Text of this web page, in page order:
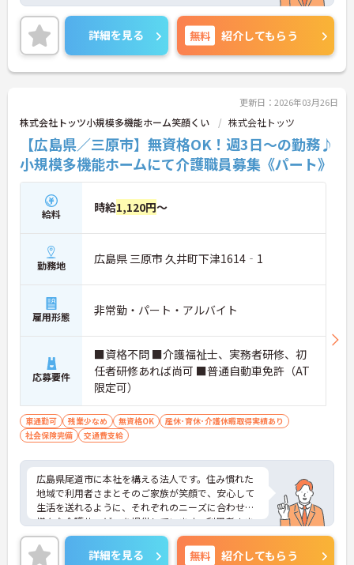
一人ひとりの生活ペースや価値観を大切にしなが
ら、丁寧なサポートを心がけています。
詳細を見る 無料 紹介してもらう
更新日：2026年03月26日
株式会社トッツ小規模多機能ホーム笑顔くい 株式会社トッツ
【広島県／三原市】無資格OK！週3日～の勤務♪
小規模多機能ホームにて介護職員募集《パート》
給料 時給1,120円～
勤務地 広島県 三原市 久井町下津1614‐1
雇用形態 非常勤・パート・アルバイト
応募要件
■資格不問 ■介護福祉士、実務者研修、初
任者研修あれば尚可 ■普通自動車免許（AT
限定可）
車通勤可 残業少なめ 無資格OK
産休･育休･介護休暇取得実績あり
社会保険完備
交通費支給
広島県尾道市に本社を構える法人です。住み慣れた
地域で利用者さまとそのご家族が笑顔で、安心して
生活を送れるように、それぞれのニーズに合わせた
様々な介護サービスを提供しています。利用者さま
一人ひとりの生活ペースや価値観を大切にしなが
ら、丁寧なサポートを心がけています。
詳細を見る 無料 紹介してもらう